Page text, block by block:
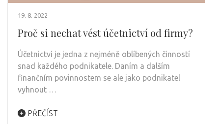
19. 8. 2022
Proč si nechat vést účetnictví od firmy?
Účetnictví je jedna z nejméně oblíbených činností
snad každého podnikatele. Daním a dalším
finančním povinnostem se ale jako podnikatel
vyhnout …
PŘEČÍST